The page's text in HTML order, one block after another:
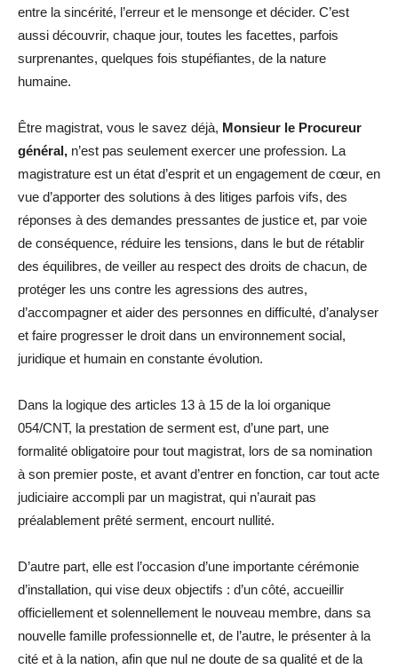
entre la sincérité, l’erreur et le mensonge et décider. C’est
aussi découvrir, chaque jour, toutes les facettes, parfois
surprenantes, quelques fois stupéfiantes, de la nature
humaine.
Être magistrat, vous le savez déjà, Monsieur le Procureur
général, n’est pas seulement exercer une profession. La
magistrature est un état d’esprit et un engagement de cœur, en
vue d’apporter des solutions à des litiges parfois vifs, des
réponses à des demandes pressantes de justice et, par voie
de conséquence, réduire les tensions, dans le but de rétablir
des équilibres, de veiller au respect des droits de chacun, de
protéger les uns contre les agressions des autres,
d’accompagner et aider des personnes en difficulté, d’analyser
et faire progresser le droit dans un environnement social,
juridique et humain en constante évolution.
Dans la logique des articles 13 à 15 de la loi organique
054/CNT, la prestation de serment est, d’une part, une
formalité obligatoire pour tout magistrat, lors de sa nomination
à son premier poste, et avant d’entrer en fonction, car tout acte
judiciaire accompli par un magistrat, qui n’aurait pas
préalablement prêté serment, encourt nullité.
D’autre part, elle est l’occasion d’une importante cérémonie
d’installation, qui vise deux objectifs : d’un côté, accueillir
officiellement et solennellement le nouveau membre, dans sa
nouvelle famille professionnelle et, de l’autre, le présenter à la
cité et à la nation, afin que nul ne doute de sa qualité et de la